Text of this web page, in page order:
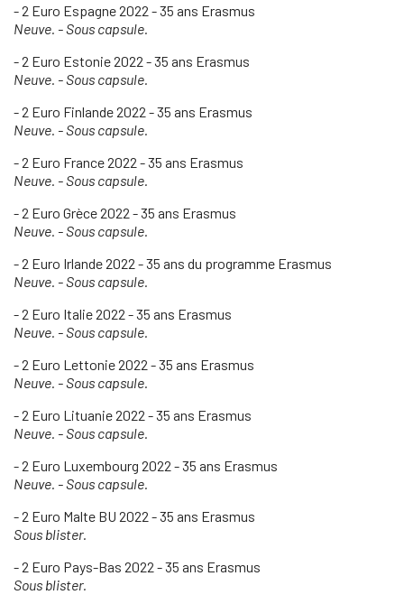
- 2 Euro Espagne 2022 - 35 ans Erasmus
Neuve. - Sous capsule.
- 2 Euro Estonie 2022 - 35 ans Erasmus
Neuve. - Sous capsule.
- 2 Euro Finlande 2022 - 35 ans Erasmus
Neuve. - Sous capsule.
- 2 Euro France 2022 - 35 ans Erasmus
Neuve. - Sous capsule.
- 2 Euro Grèce 2022 - 35 ans Erasmus
Neuve. - Sous capsule.
- 2 Euro Irlande 2022 - 35 ans du programme Erasmus
Neuve. - Sous capsule.
- 2 Euro Italie 2022 - 35 ans Erasmus
Neuve. - Sous capsule.
- 2 Euro Lettonie 2022 - 35 ans Erasmus
Neuve. - Sous capsule.
- 2 Euro Lituanie 2022 - 35 ans Erasmus
Neuve. - Sous capsule.
- 2 Euro Luxembourg 2022 - 35 ans Erasmus
Neuve. - Sous capsule.
- 2 Euro Malte BU 2022 - 35 ans Erasmus
Sous blister.
- 2 Euro Pays-Bas 2022 - 35 ans Erasmus
Sous blister.